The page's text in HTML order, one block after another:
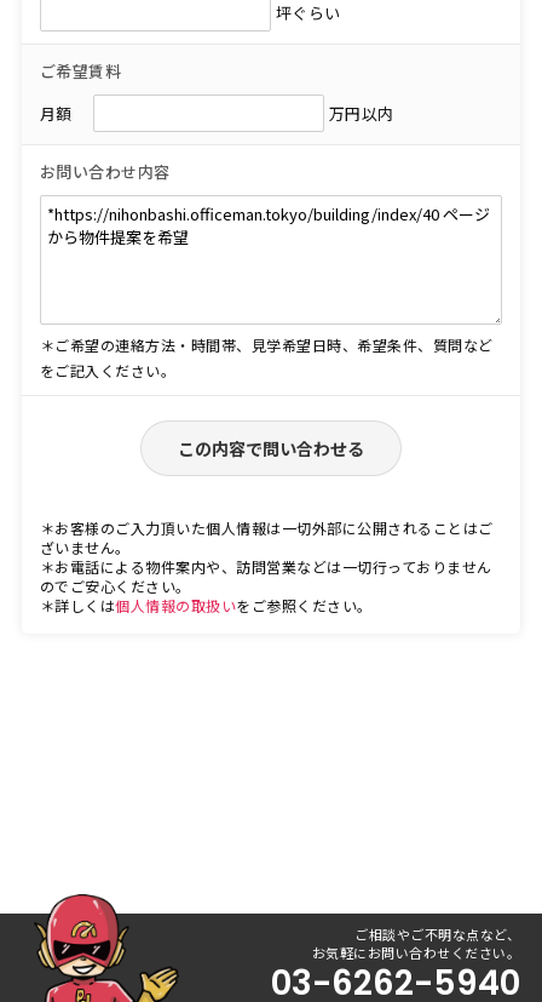
坪ぐらい
ご希望賃料
月額
万円以内
お問い合わせ内容
＊ご希望の連絡方法・時間帯、見学希望日時、希望条件、質問など
をご記入ください。
この内容で問い合わせる
＊お客様のご入力頂いた個人情報は一切外部に公開されることはご
ざいません。
＊お電話による物件案内や、訪問営業などは一切行っておりません
のでご安心ください。
＊詳しくは個人情報の取扱いをご参照ください。
ご相談やご不明な点など、
お気軽にお問い合わせください。
03-6262-5940